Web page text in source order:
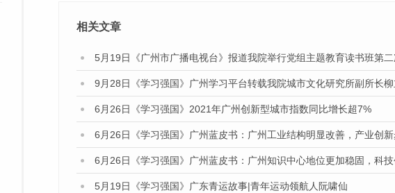
相关文章
9月28日《学习强国》广州学习平台转载我院城市文化研究所副所长
6月26日《学习强国》2021年广州创新型城市指数同比增长超7%
6月26日《学习强国》广州蓝皮书：广州工业结构明显改善，产业创
6月26日《学习强国》广州蓝皮书：广州知识中心地位更加稳固，科
5月19日《学习强国》广东青运故事|青年运动领航人阮啸仙